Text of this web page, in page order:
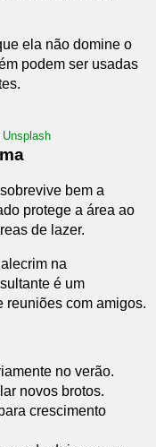
ela não domine o
podem ser usadas
Unsplash
bem a
protege a área ao
de lazer.
na
é um
reuniões com amigos.
no verão.
novos brotos.
crescimento